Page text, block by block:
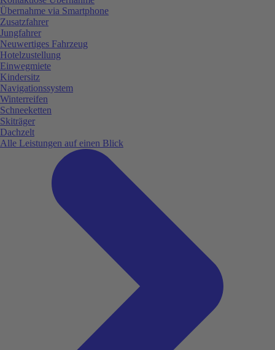
Übernahme via Smartphone
Zusatzfahrer
Jungfahrer
Neuwertiges Fahrzeug
Hotelzustellung
Einwegmiete
Kindersitz
Navigationssystem
Winterreifen
Schneeketten
Skiträger
Dachzelt
Alle Leistungen auf einen Blick